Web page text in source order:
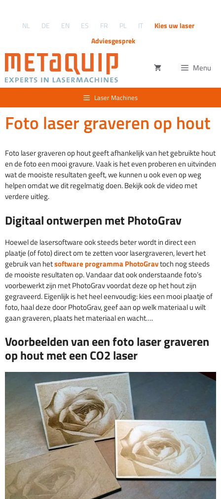
NL DE EN ES FR PL IT
Kies uw laser
Adviesgesprek
Menu
Laser Machines
Foto laser graveren op hout
Foto laser graveren op hout geeft afhankelijk van het gebruikte hout
en de foto een mooi gravure. Vaak is het even proberen en uitvinden
wat de mooiste resultaten geeft, we kunnen u ook even op weg
helpen omdat we dit regelmatig doen. Bekijk ook de video met
verdere uitleg.
Digitaal ontwerpen met PhotoGrav
Hoewel de lasersoftware ook steeds beter wordt in direct een
plaatje (of foto) direct om te zetten voor lasergraveren, levert het
gebruik van hetsoftware programma PhotoGravtoch nog steeds
de mooiste resultaten op. Vandaar dat ook onderstaande foto’s
voorbewerkt zijn met PhotoGrav voordat deze op het hout zijn
gegraveerd. Eigenlijk is het heel eenvoudig: kies een mooi plaatje of
foto, haal deze door PhotoGrav, geef aan op welk materiaal u wilt
gaan graveren, plaats het materiaal en wacht….
Voorbeelden van een foto laser graveren
op hout met een CO2 laser